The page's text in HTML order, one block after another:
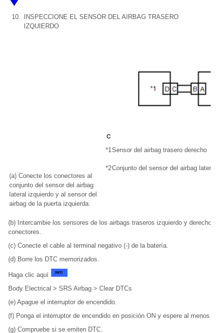
10.
INSPECCIONE EL SENSOR DEL AIRBAG TRASERO
IZQUIERDO
(a) Conecte los conectores al
conjunto del sensor del airbag
lateral izquierdo y al sensor del
airbag de la puerta izquierda.
*1Sensor del airbag trasero derecho
*2Conjunto del sensor del airbag lateral
(b) Intercambie los sensores de los airbags traseros izquierdo y derecho
conectores.
(c) Conecte el cable al terminal negativo (-) de la batería.
(d) Borre los DTC memorizados.
Haga clic aquí
Body Electrical > SRS Airbag > Clear DTCs
(e) Apague el interruptor de encendido.
(f) Ponga el interruptor de encendido en posición ON y espere al menos
(g) Compruebe si se emiten DTC.